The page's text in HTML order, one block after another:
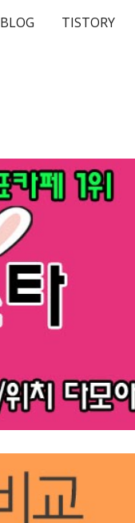
Skip to navigation
BLOG TISTORY